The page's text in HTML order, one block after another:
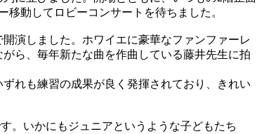
移動してロビーコンサートを待ちました。
演しました。ホワイエに豪華なファンファーレ
ら、毎年新たな曲を作曲している藤井先生に拍
れも練習の成果が良く発揮されており、きれい
。いかにもジュニアというような子どもたち